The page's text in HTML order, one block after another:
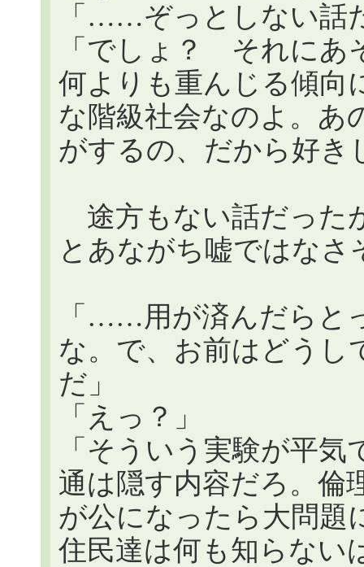
「……ぞっとしない話
「でしょ？ それにあ
何よりも重んじる傾向
な階級社会なのよ。あ
がするの、だから好き
途方もない話だった
とあながち嘘ではなさ
「……用が済んだらと
な。で、お前はどうし
だ」
「えっ？」
「そういう実験が平
通は隠す内容だろ。倫
が公になったら大問題
住民達は何も知らない